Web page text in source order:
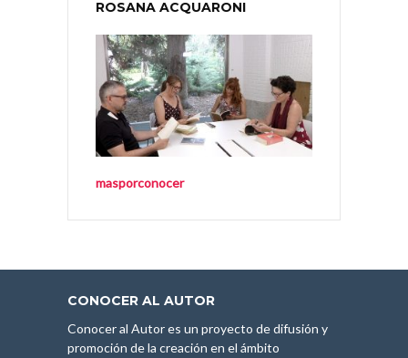
ROSANA ACQUARONI
masporconocer
CONOCER AL AUTOR
Conocer al Autor es un proyecto de difusión y
promoción de la creación en el ámbito